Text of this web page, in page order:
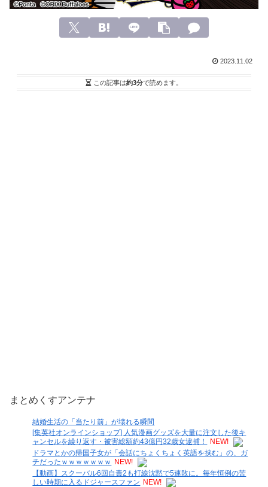
2023.11.02
この記事は約3分で読めます。
まとめくすアンテナ
結婚生活の「当たり前」が壊れる瞬間
[集英社オンラインショップ] 人気漫画グッズを大量に注文した後キ
ャンセルを繰り返す・被害総額約43億円32歳女逮捕！
NEW!
ドラマとかの帰国子女が「会話にちょくちょく英語を挟む」の、ガ
チだったｗｗｗｗｗｗｗ NEW!
【動画】スクーバル6回自責2も打線沈黙で5連敗に。毎年恒例の苦
しい時期に入るドジャースファン NEW!